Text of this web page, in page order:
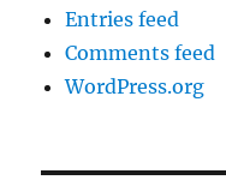
Entries feed
Comments feed
WordPress.org